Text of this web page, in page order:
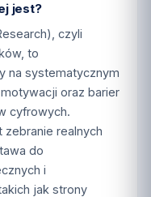
jest?
czyli
to
na systematycznym
oraz barier
cyfrowych.
zebranie realnych
do
i
jak strony